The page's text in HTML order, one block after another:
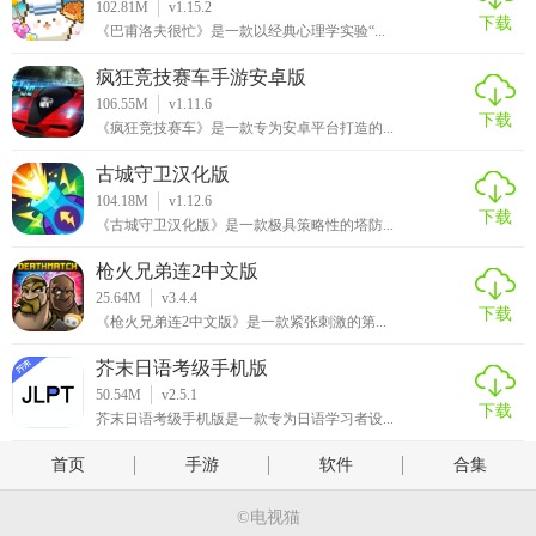
102.81M
v1.15.2
《巴甫洛夫很忙》是一款以经典心理学实验“...
下载
疯狂竞技赛车手游安卓版
106.55M
v1.11.6
《疯狂竞技赛车》是一款专为安卓平台打造的...
下载
古城守卫汉化版
104.18M
v1.12.6
《古城守卫汉化版》是一款极具策略性的塔防...
下载
枪火兄弟连2中文版
25.64M
v3.4.4
《枪火兄弟连2中文版》是一款紧张刺激的第...
下载
芥末日语考级手机版
50.54M
v2.5.1
芥末日语考级手机版是一款专为日语学习者设...
下载
首页 手游 软件 合集
©电视猫